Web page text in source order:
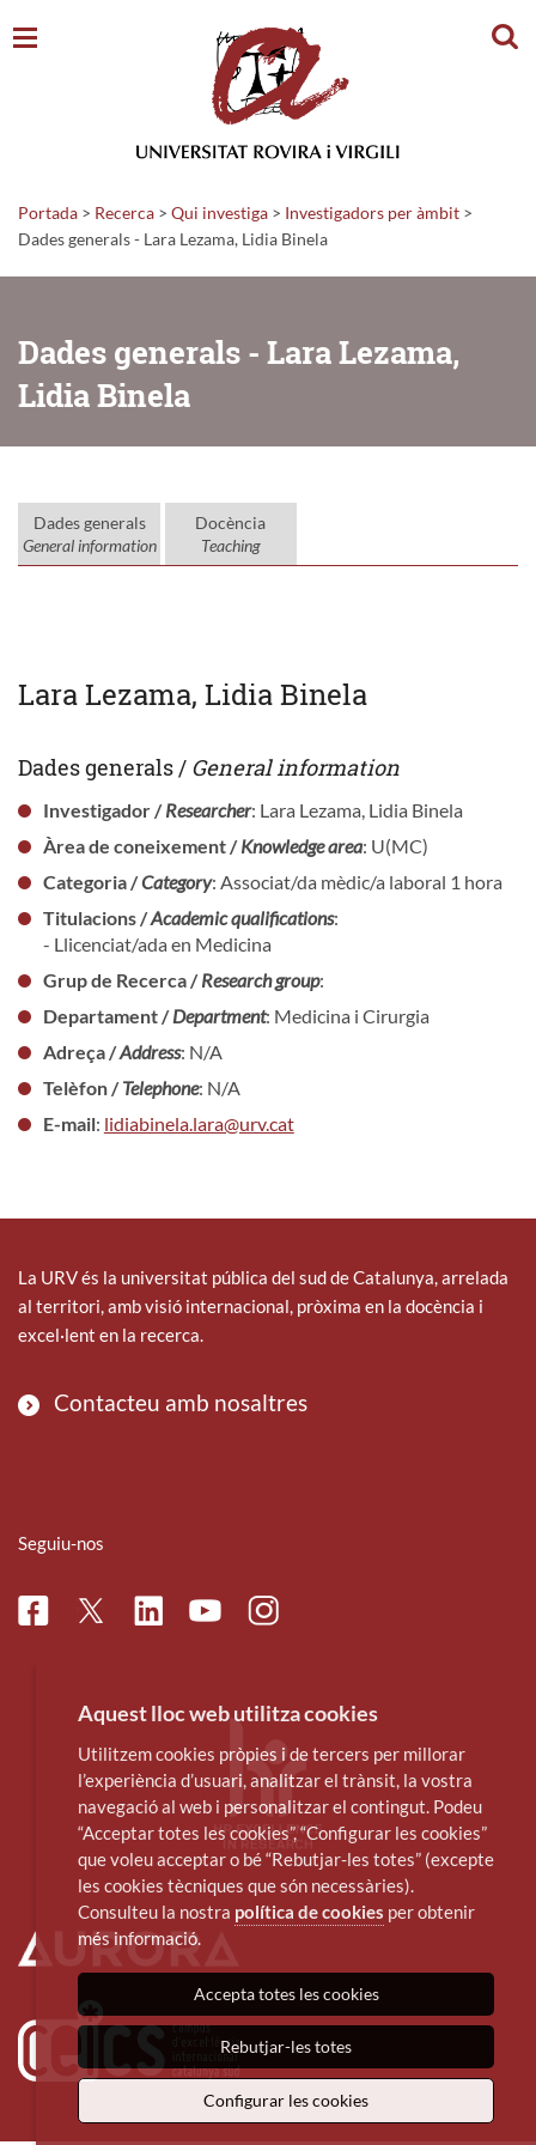
Portada > Recerca > Qui investiga > Investigadors per àmbit >
Dades generals - Lara Lezama, Lidia Binela
Dades generals - Lara Lezama,
Lidia Binela
Dades generals
General information
Docència
Teaching
Lara Lezama, Lidia Binela
Dades generals / General information
Investigador /Researcher: Lara Lezama, Lidia Binela
Àrea de coneixement /Knowledge area: U(MC)
Categoria /Category: Associat/da mèdic/a laboral 1 hora
Titulacions /Academic qualifications:
- Llicenciat/ada en Medicina
Grup de Recerca /Research group:
Departament /Department: Medicina i Cirurgia
Adreça /Address: N/A
Telèfon /Telephone: N/A
E-mail: lidiabinela.lara@urv.cat
La URV és la universitat pública del sud de Catalunya, arrelada
al territori, amb visió internacional, pròxima en la docència i
excel·lent en la recerca.
Contacteu amb nosaltres
Seguiu-nos
FacebookTwitterLinkedinYoutubeInstagram
Aquest lloc web utilitza cookies
Utilitzem cookies pròpies i de tercers per millorar
l’experiència d’usuari, analitzar el trànsit, la vostra
navegació al web i personalitzar el contingut. Podeu
“Acceptar totes les cookies”, “Configurar les cookies”
que voleu acceptar o bé “Rebutjar-les totes” (excepte
les cookies tècniques que són necessàries).
Consulteu la nostra política de cookies per obtenir
més informació.
Accepta totes les cookies
Rebutjar-les totes
Configurar les cookies